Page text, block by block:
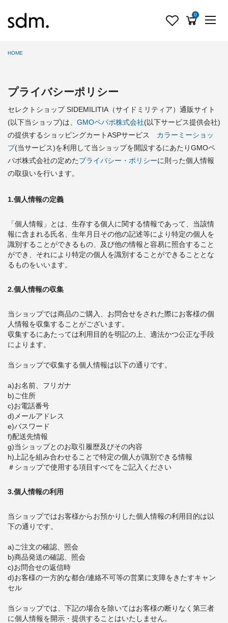
0
HOME
プライバシーポリシー
セレクトショップ SIDEMILITIA（サイドミリティア）通販サイト
(以下当ショップ)は、 GMOペパボ株式会社(以下サービス提供会社)
の提供するショッピングカートASPサービス カラーミーショッ
プ(当サービス)を利用して当ショップを開設するにあたりGMOペ
パボ株式会社の定めたプライバシー・ポリシーに則った個人情報
の取扱いを行います。
1.個人情報の定義
「個人情報」とは、生存する個人に関する情報であって、当該情
報に含まれる氏名、生年月日その他の記述等により特定の個人を
識別することができるもの、及び他の情報と容易に照合すること
ができ、それにより特定の個人を識別することができることとな
るものをいいます。
2.個人情報の収集
当ショップでは商品のご購入、お問合せをされた際にお客様の個
人情報を収集することがございます。
収集するにあたっては利用目的を明記の上、適法かつ公正な手段
によります。
当ショップで収集する個人情報は以下の通りです。
a)お名前、フリガナ
b)ご住所
c)お電話番号
d)メールアドレス
e)パスワード
f)配送先情報
g)当ショップとのお取引履歴及びその内容
h)上記を組み合わせることで特定の個人が識別できる情報
＃ショップで使用する項目すべてをご記入ください
3.個人情報の利用
当ショップではお客様からお預かりした個人情報の利用目的は以
下の通りです。
a)ご注文の確認、照会
b)商品発送の確認、照会
c)お問合せの返信時
d)お客様の一方的な都合/連絡不可等の営業に支障をきたすキャン
セル
当ショップでは、下記の場合を除いてはお客様の断りなく第三者
に個人情報を開示・提供することはいたしません。